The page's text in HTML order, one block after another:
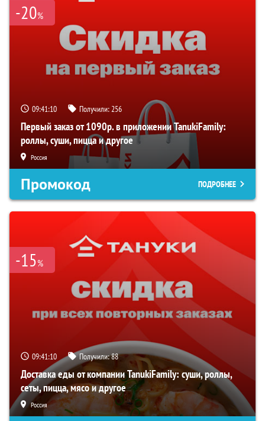
-20%
09:41:09 Получили:256
Первый заказ от 1090р. в приложении TanukiFamily:
роллы, суши, пицца и другое
Россия
Промокод ПОДРОБНЕЕ
-15%
09:41:09 Получили:88
Доставка еды от компании TanukiFamily: суши, роллы,
сеты, пицца, мясо и другое
Россия